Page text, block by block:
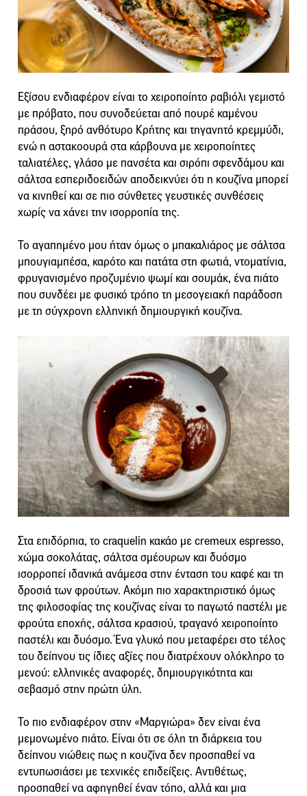
Εξίσου ενδιαφέρον είναι το χειροποίητο ραβιόλι γεμιστό
με πρόβατο, που συνοδεύεται από πουρέ καμένου
πράσου, ξηρό ανθότυρο Κρήτης και τηγανητό κρεμμύδι,
ενώ η αστακοουρά στα κάρβουνα με χειροποίητες
ταλιατέλες, γλάσο με πανσέτα και σιρόπι σφενδάμου και
σάλτσα εσπεριδοειδών αποδεικνύει ότι η κουζίνα μπορεί
να κινηθεί και σε πιο σύνθετες γευστικές συνθέσεις
χωρίς να χάνει την ισορροπία της.
Το αγαπημένο μου ήταν όμως ο μπακαλιάρος με σάλτσα
μπουγιαμπέσα, καρότο και πατάτα στη φωτιά, ντοματίνια,
φρυγανισμένο προζυμένιο ψωμί και σουμάκ, ένα πιάτο
που συνδέει με φυσικό τρόπο τη μεσογειακή παράδοση
με τη σύγχρονη ελληνική δημιουργική κουζίνα.
Στα επιδόρπια, το craquelin κακάο με cremeux espresso,
χώμα σοκολάτας, σάλτσα σμέουρων και δυόσμο
ισορροπεί ιδανικά ανάμεσα στην ένταση του καφέ και τη
δροσιά των φρούτων. Ακόμη πιο χαρακτηριστικό όμως
της φιλοσοφίας της κουζίνας είναι το παγωτό παστέλι με
φρούτα εποχής, σάλτσα κρασιού, τραγανό χειροποίητο
παστέλι και δυόσμο. Ένα γλυκό που μεταφέρει στο τέλος
του δείπνου τις ίδιες αξίες που διατρέχουν ολόκληρο το
μενού: ελληνικές αναφορές, δημιουργικότητα και
σεβασμό στην πρώτη ύλη.
Το πιο ενδιαφέρον στην «Μαργιώρα» δεν είναι ένα
μεμονωμένο πιάτο. Είναι ότι σε όλη τη διάρκεια του
δείπνου νιώθεις πως η κουζίνα δεν προσπαθεί να
εντυπωσιάσει με τεχνικές επιδείξεις. Αντιθέτως,
προσπαθεί να αφηγηθεί έναν τόπο, αλλά και μια